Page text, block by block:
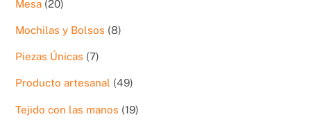
Mesa 2020
Mochilas y Bolsos 88
Piezas Únicas 77
Producto artesanal 4949
Tejido con las manos 1919